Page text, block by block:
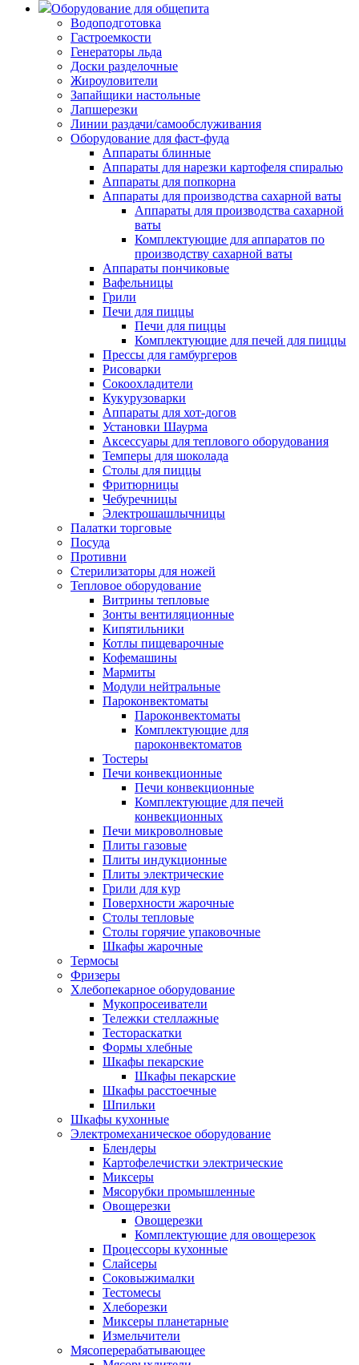
Оборудование для общепита
Водоподготовка
Гастроемкости
Генераторы льда
Доски разделочные
Жироуловители
Запайщики настольные
Лапшерезки
Линии раздачи/самообслуживания
Оборудование для фаст-фуда
Аппараты блинные
Аппараты для нарезки картофеля спиралью
Аппараты для попкорна
Аппараты для производства сахарной ваты
Аппараты для производства сахарной
ваты
Комплектующие для аппаратов по
производству сахарной ваты
Аппараты пончиковые
Вафельницы
Грили
Печи для пиццы
Печи для пиццы
Комплектующие для печей для пиццы
Прессы для гамбургеров
Рисоварки
Сокоохладители
Кукурузоварки
Аппараты для хот-догов
Установки Шаурма
Аксессуары для теплового оборудования
Темперы для шоколада
Столы для пиццы
Фритюрницы
Чебуречницы
Электрошашлычницы
Палатки торговые
Посуда
Противни
Стерилизаторы для ножей
Тепловое оборудование
Витрины тепловые
Зонты вентиляционные
Кипятильники
Котлы пищеварочные
Кофемашины
Мармиты
Модули нейтральные
Пароконвектоматы
Пароконвектоматы
Комплектующие для
пароконвектоматов
Тостеры
Печи конвекционные
Печи конвекционные
Комплектующие для печей
конвекционных
Печи микроволновые
Плиты газовые
Плиты индукционные
Плиты электрические
Грили для кур
Поверхности жарочные
Столы тепловые
Столы горячие упаковочные
Шкафы жарочные
Термосы
Фризеры
Хлебопекарное оборудование
Мукопросеиватели
Тележки стеллажные
Тестораскатки
Формы хлебные
Шкафы пекарские
Шкафы пекарские
Шкафы расстоечные
Шпильки
Шкафы кухонные
Электромеханическое оборудование
Блендеры
Картофелечистки электрические
Миксеры
Мясорубки промышленные
Овощерезки
Овощерезки
Комплектующие для овощерезок
Процессоры кухонные
Слайсеры
Соковыжималки
Тестомесы
Хлеборезки
Миксеры планетарные
Измельчители
Мясоперерабатывающее